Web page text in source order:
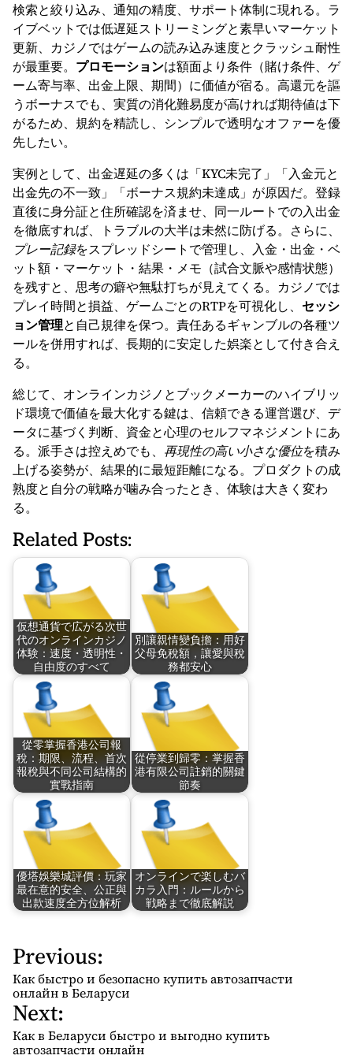
検索と絞り込み、通知の精度、サポート体制に現れる。ラ
イブベットでは低遅延ストリーミングと素早いマーケット
更新、カジノではゲームの読み込み速度とクラッシュ耐性
が最重要。 プロモーションは額面より条件（賭け条件、ゲ
ーム寄与率、出金上限、期間）に価値が宿る。高還元を謳
うボーナスでも、実質の消化難易度が高ければ期待値は下
がるため、規約を精読し、シンプルで透明なオファーを優
先したい。
実例として、出金遅延の多くは「KYC未完了」「入金元と
出金先の不一致」「ボーナス規約未達成」が原因だ。登録
直後に身分証と住所確認を済ませ、同一ルートでの入出金
を徹底すれば、トラブルの大半は未然に防げる。さらに、
プレー記録をスプレッドシートで管理し、入金・出金・ベ
ット額・マーケット・結果・メモ（試合文脈や感情状態）
を残すと、思考の癖や無駄打ちが見えてくる。カジノでは
プレイ時間と損益、ゲームごとのRTPを可視化し、 セッシ
ョン管理と自己規律を保つ。責任あるギャンブルの各種ツ
ールを併用すれば、長期的に安定した娯楽として付き合え
る。
総じて、オンラインカジノとブックメーカーのハイブリッ
ド環境で価値を最大化する鍵は、信頼できる運営選び、デ
ータに基づく判断、資金と心理のセルフマネジメントにあ
る。派手さは控えめでも、 再現性の高い小さな優位を積み
上げる姿勢が、結果的に最短距離になる。プロダクトの成
熟度と自分の戦略が噛み合ったとき、体験は大きく変わ
る。
Related Posts:
仮想通貨で広がる次世
代のオンラインカジノ
体験：速度・透明性・
自由度のすべて
別讓親情變負擔：用好
父母免稅額，讓愛與稅
務都安心
從零掌握香港公司報
稅：期限、流程、首次
報稅與不同公司結構的
實戰指南
從停業到歸零：掌握香
港有限公司註銷的關鍵
節奏
優塔娛樂城評價：玩家
最在意的安全、公正與
出款速度全方位解析
オンラインで楽しむバ
カラ入門：ルールから
戦略まで徹底解説
P
o
s
t
n
Previous:
Как быстро и безопасно купить автозапчасти
онлайн в Беларуси
Next:
Как в Беларуси быстро и выгодно купить
автозапчасти онлайн